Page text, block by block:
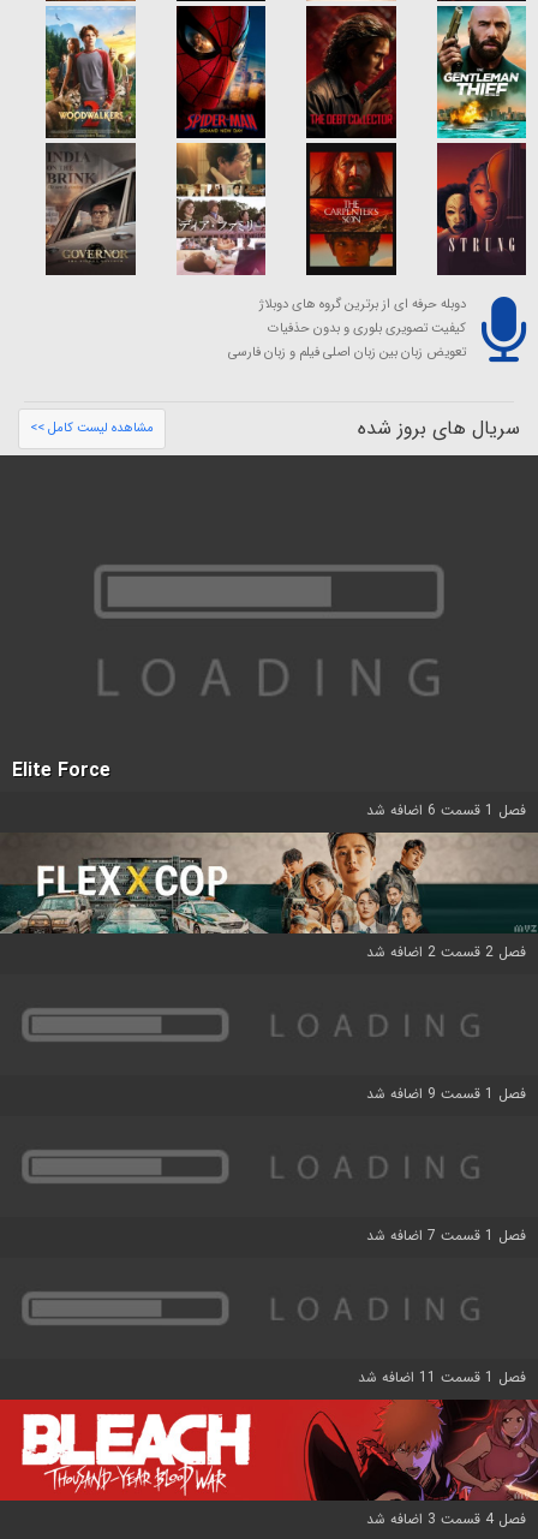
دوبله حرفه ای از برترین گروه های دوبلاژ
کیفیت تصویری بلوری و بدون حذفیات
تعویض زبان بین زبان اصلی فیلم و زبان فارسی
سریال های بروز شده مشاهده لیست کامل >>
Elite Force
فصل 1 قسمت 6 اضافه شد
فصل 2 قسمت 2 اضافه شد
فصل 1 قسمت 9 اضافه شد
فصل 1 قسمت 7 اضافه شد
فصل 1 قسمت 11 اضافه شد
فصل 4 قسمت 3 اضافه شد